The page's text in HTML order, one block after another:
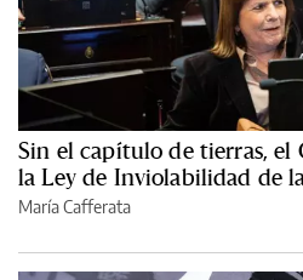
Sin el capítulo de tierras, el
la Ley de Inviolabilidad de
María Cafferata